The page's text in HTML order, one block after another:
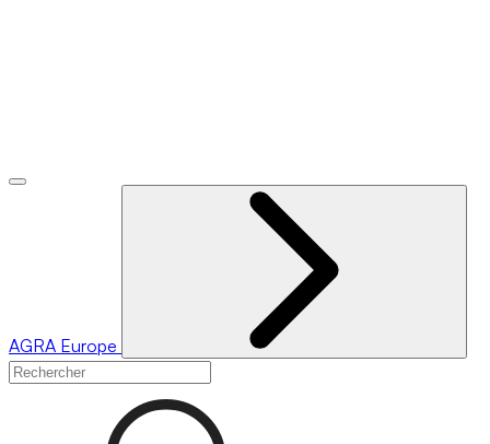
AGRA Europe